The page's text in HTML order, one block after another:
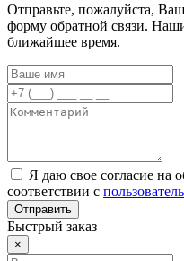
Отправьте, пожалуйста,
форму обратной связи.
ближайшее время.
Я даю свое согласие на
соответствии с
Отправить
Быстрый заказ
×